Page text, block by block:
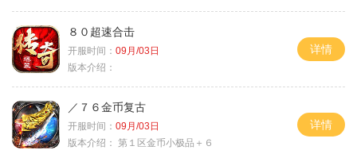
８０超速合击
开服时间： 09月/03日
版本介绍：
详情
／７６金币复古
开服时间： 09月/03日
版本介绍： 第１区金币小极品＋６
详情